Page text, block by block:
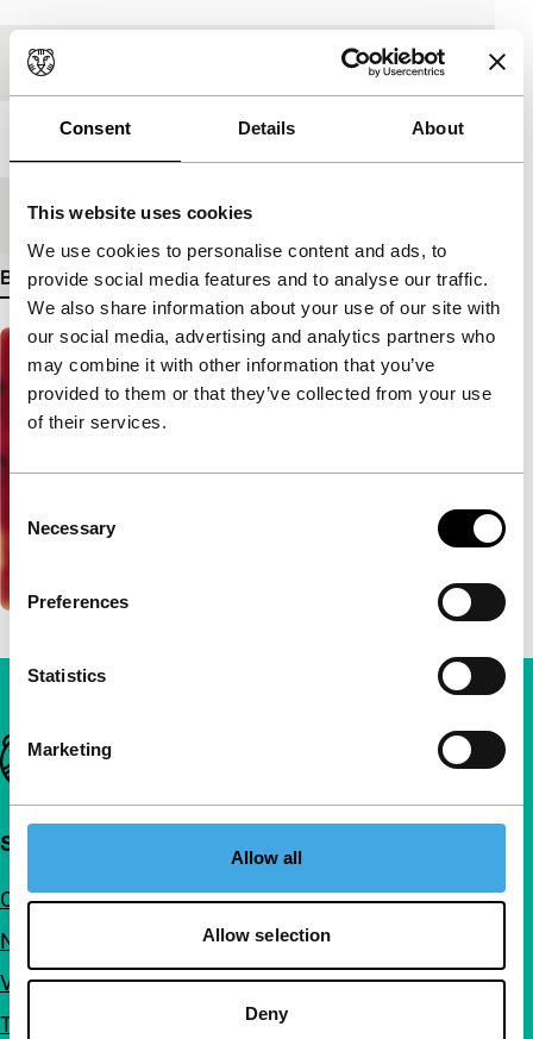
Consent Details About
This website uses cookies
We use cookies to personalise content and ads, to
provide social media features and to analyse our traffic.
We also share information about your use of our site with
our social media, advertising and analytics partners who
may combine it with other information that you’ve
provided to them or that they’ve collected from your use
of their services.
Selection
Necessary
Preferences
Statistics
Marketing
Allow all
Allow selection
Deny
Festivaleditie
Lengte
Medium/Formaat35mm
Bekijk meer details
Belangrijke links
Snel naar
Over ons
Nieuwsbrieven
Veelgestelde vragen
Toegankelijkheid